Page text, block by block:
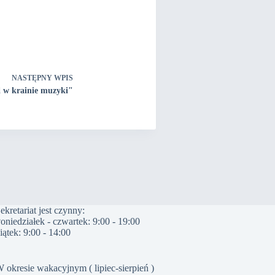
NASTĘPNY WPIS
w krainie muzyki"
jest czynny:
- czwartek: 9:00 - 19:00
9:00 - 14:00
okresie wakacyjnym ( lipiec-sierpień )